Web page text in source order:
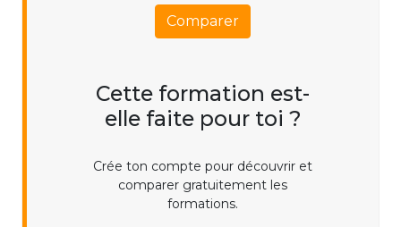
Comparer
Cette formation est-
elle faite pour toi ?
Crée ton compte pour découvrir et
comparer gratuitement les
formations.